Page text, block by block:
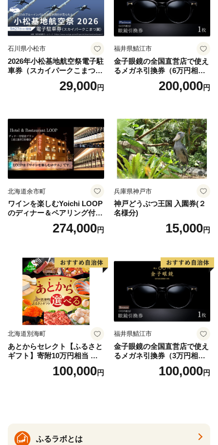
石川県小松市
2026年小松基地航空祭電子駐
車券（スカイパークこまつ
翼） 駐車場 シャトルバスの
りばすぐ 石川県 小松市
29,000円
福井県鯖江市
金子眼鏡の全国直営店で使え
るメガネ引換券（6万円相
当） Platinum200,000円
北海道余市町
ワインを楽しむYoichi LOOP
のディナー＆ペアリング付宿
泊プラン＜デラックスツイン
274,000円
兵庫県神戸市
神戸どうぶつ王国 入園券(２
名様分)
15,000円
北海道別海町
あとからセレクト【ふるさと
ギフト】寄附10万円相当 あ
とから選べる！ ギフト いく
ら ほたて 海鮮 牛肉 別海町
ギフト ふるさと納税 ）
100,000円
福井県鯖江市
金子眼鏡の全国直営店で使え
るメガネ引換券（3万円相
100,000円
ふるラボとは